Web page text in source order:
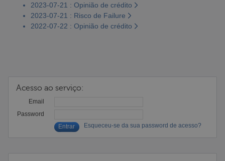
2023-07-21 : Opinião de crédito
2023-07-21 : Risco de Failure
2022-07-22 : Opinião de crédito
Acesso ao serviço:
Email
Password
Esqueceu-se da sua password de acesso?